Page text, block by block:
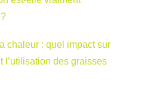
chaleur : quel impact sur
l’utilisation des graisses